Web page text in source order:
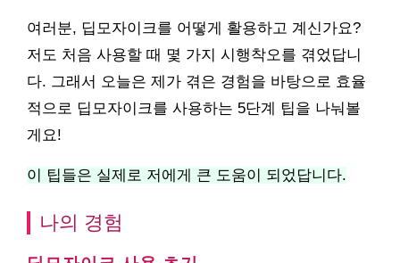
여러분, 딥모자이크를 어떻게 활용하고 계신가요?
저도 처음 사용할 때 몇 가지 시행착오를 겪었답니
다. 그래서 오늘은 제가 겪은 경험을 바탕으로 효율
적으로 딥모자이크를 사용하는 5단계 팁을 나눠볼
게요!
이 팁들은 실제로 저에게 큰 도움이 되었답니다.
나의 경험